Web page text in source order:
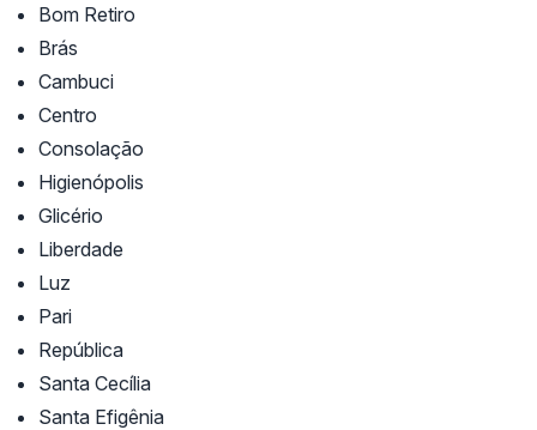
Bom Retiro
Brás
Cambuci
Centro
Consolação
Higienópolis
Glicério
Liberdade
Luz
Pari
República
Santa Cecília
Santa Efigênia